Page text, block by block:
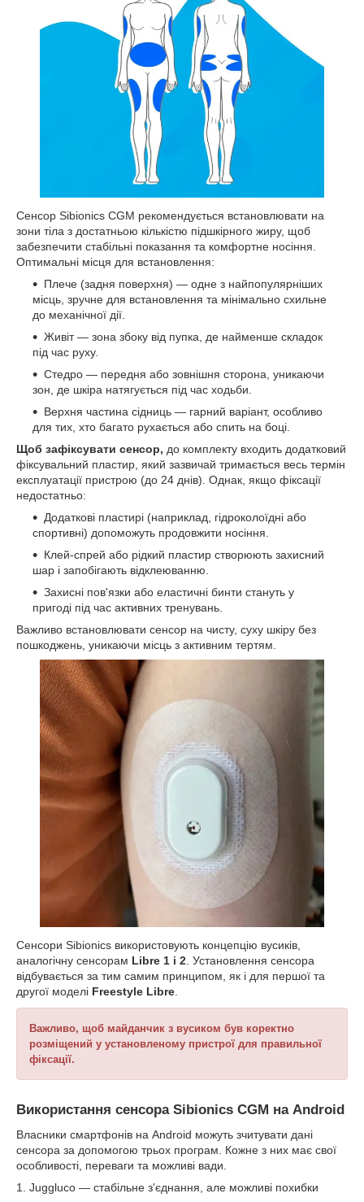
Сенсор Sibionics CGM рекомендується встановлювати на
зони тіла з достатньою кількістю підшкірного жиру, щоб
забезпечити стабільні показання та комфортне носіння.
Оптимальні місця для встановлення:
Плече (задня поверхня) — одне з найпопулярніших
місць, зручне для встановлення та мінімально схильне
до механічної дії.
Живіт — зона збоку від пупка, де найменше складок
під час руху.
Стедро — передня або зовнішня сторона, уникаючи
зон, де шкіра натягується під час ходьби.
Верхня частина сідниць — гарний варіант, особливо
для тих, хто багато рухається або спить на боці.
Щоб зафіксувати сенсор, до комплекту входить додатковий
фіксувальний пластир, який зазвичай тримається весь термін
експлуатації пристрою (до 24 днів). Однак, якщо фіксації
недостатньо:
Додаткові пластирі (наприклад, гідроколоїдні або
спортивні) допоможуть продовжити носіння.
Клей-спрей або рідкий пластир створюють захисний
шар і запобігають відклеюванню.
Захисні пов'язки або еластичні бинти стануть у
пригоді під час активних тренувань.
Важливо встановлювати сенсор на чисту, суху шкіру без
пошкоджень, уникаючи місць з активним тертям.
Сенсори Sibionics використовують концепцію вусиків,
аналогічну сенсорам Libre 1 і 2. Установлення сенсора
відбувається за тим самим принципом, як і для першої та
другої моделі Freestyle Libre.
Важливо, щоб майданчик з вусиком був коректно
розміщений у установленому пристрої для правильної
фіксації.
Використання сенсора Sibionics CGM на Android
Власники смартфонів на Android можуть зчитувати дані
сенсора за допомогою трьох програм. Кожне з них має свої
особливості, переваги та можливі вади.
1. Juggluco — стабільне з'єднання, але можливі похибки